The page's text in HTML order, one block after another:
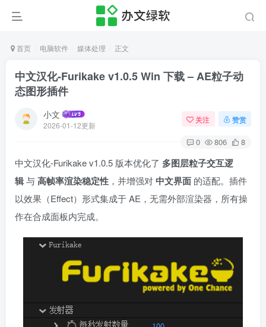
首页 电脑软件 媒体处理 正文
中文汉化-Furikake v1.0.5 Win 下载 – AE粒子动
态图形插件
小文
2026-01-12更新
关注 赞赏
0 806 8
中文汉化-Furikake v1.0.5 版本优化了 多图层粒子交互逻
辑与高帧率渲染稳定性 ，并增强对中文界面 的适配。插件
以效果（Effect）形式集成于 AE，无需外部渲染器，所有操
作在合成面板内完成。